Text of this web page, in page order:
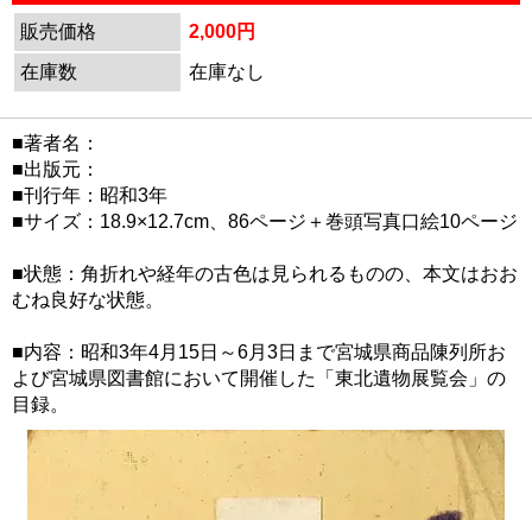
販売価格
2,000円
在庫数
在庫なし
■著者名：
■出版元：
■刊行年：昭和3年
■サイズ：18.9×12.7cm、86ページ＋巻頭写真口絵10ページ
■状態：角折れや経年の古色は見られるものの、本文はおお
むね良好な状態。
■内容：昭和3年4月15日～6月3日まで宮城県商品陳列所お
よび宮城県図書館において開催した「東北遺物展覧会」の
目録。